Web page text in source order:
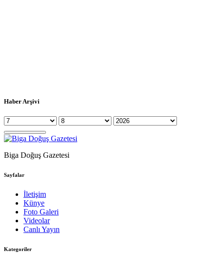
Haber Arşivi
Biga Doğuş Gazetesi
Sayfalar
İletişim
Künye
Foto Galeri
Videolar
Canlı Yayın
Kategoriler